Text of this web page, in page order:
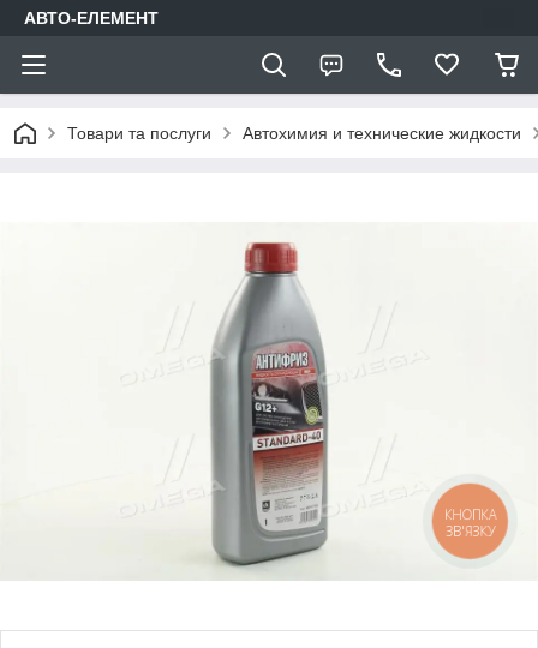
АВТО-ЕЛЕМЕНТ
Товари та послуги Автохимия и технические жидкости
КНОПКА
ЗВ'ЯЗКУ